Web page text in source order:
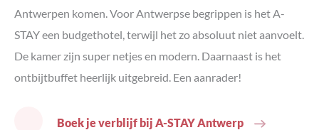
Antwerpen komen. Voor Antwerpse begrippen is het A-
STAY een budgethotel, terwijl het zo absoluut niet aanvoelt.
De kamer zijn super netjes en modern. Daarnaast is het
ontbijtbuffet heerlijk uitgebreid. Een aanrader!
Boek je verblijf bij A-STAY Antwerp